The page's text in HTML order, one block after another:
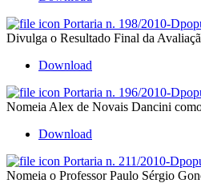
Portaria n. 198/2010-D
Divulga o Resultado Final da
Download
Portaria n. 196/2010-D
Nomeia Alex de Novais Dancini
Download
Portaria n. 211/2010-D
Nomeia o Professor Paulo Sérgio